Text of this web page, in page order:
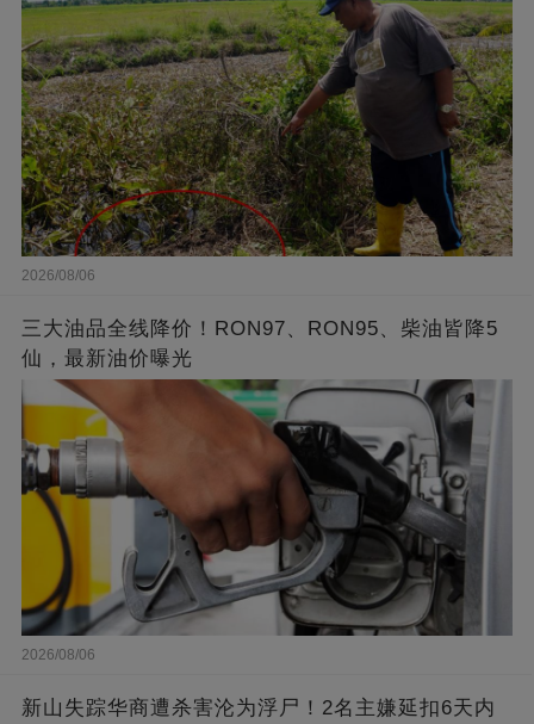
2026/08/06
三大油品全线降价！RON97、RON95、柴油皆降5
仙，最新油价曝光
2026/08/06
新山失踪华商遭杀害沦为浮尸！2名主嫌延扣6天内